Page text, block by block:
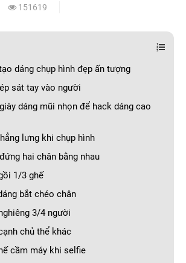
151619
dáng chụp hình đẹp ấn tượng
sát tay vào người
dáng mũi nhọn để hack dáng cao
lưng khi chụp hình
hai chân bằng nhau
1/3 ghế
bắt chéo chân
3/4 người
chủ thể khác
cầm máy khi selfie